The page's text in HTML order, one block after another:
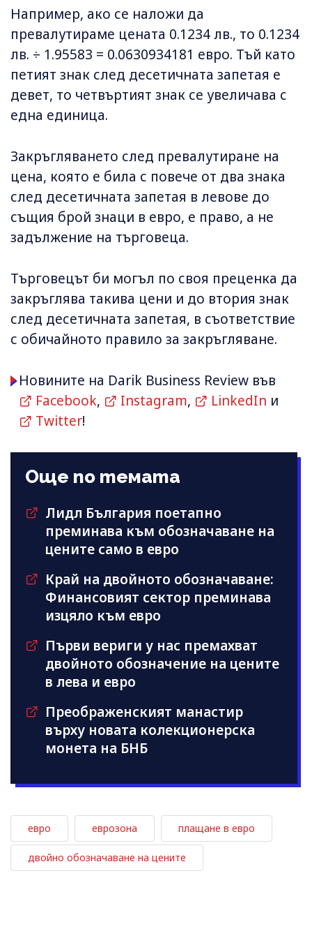
Например, ако се наложи да
превалутираме цената 0.1234 лв., то 0.1234
лв. ÷ 1.95583 = 0.0630934181 евро. Тъй като
петият знак след десетичната запетая е
девет, то четвъртият знак се увеличава с
една единица.
Закръгляването след превалутиране на
цена, която е била с повече от два знака
след десетичната запетая в левове до
същия брой знаци в евро, е право, а не
задължение на търговеца.
Търговецът би могъл по своя преценка да
закръглява такива цени и до втория знак
след десетичната запетая, в съответствие
с обичайното правило за закръгляване.
Новините на Darik Business Review във
Facebook, Instagram, LinkedIn и
Twitter!
Още по темата
Лидл България поетапно
преминава към обозначаване на
цените само в евро
Край на двойното обозначаване:
Финансовият сектор преминава
изцяло към евро
Първи вериги у нас премахват
двойното обозначение на цените
в лева и евро
Преображенският манастир
върху новата колекционерска
монета на БНБ
евро еврозона плащане в евро
двойно обозначаване на цените